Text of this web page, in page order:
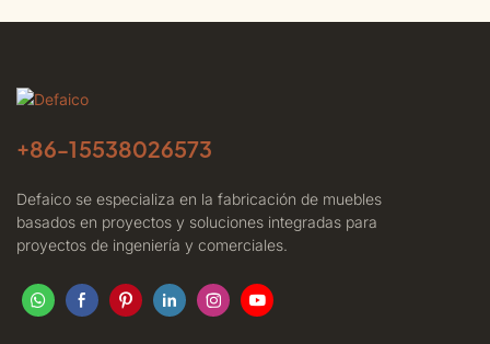
+86-15538026573
Defaico se especializa en la fabricación de muebles
basados ​​en proyectos y soluciones integradas para
proyectos de ingeniería y comerciales.